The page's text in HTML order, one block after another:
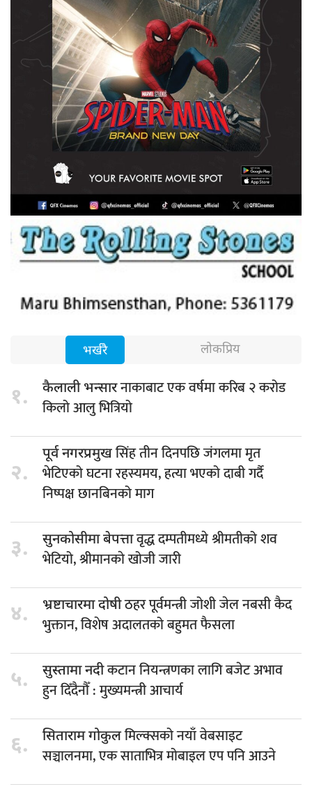
भर्खरै लोकप्रिय
१. कैलाली भन्सारनाकाबाट एक वर्षमा करिब २ करोड
किलो आलु भित्रियो
२.
पूर्व नगरप्रमुखसिंह तीन दिनपछि जंगलमा मृत
भेटिएको घटना रहस्यमय, हत्या भएको दाबी गर्दै
निष्पक्ष छानबिनको माग
३. सुनकोसीमा बेपत्तावृद्ध दम्पतीमध्ये श्रीमतीको शव
भेटियो, श्रीमानकाे खोजी जारी
४. भ्रष्टाचारमा दोषीठहर पूर्वमन्त्री जोशी जेल नबसी कैद
भुक्तान, विशेष अदालतको बहुमत फैसला
५. सुस्तामा नदीकटान नियन्त्रणका लागि बजेट अभाव
हुन दिँदैनौँ : मुख्यमन्त्री आचार्य
६. सिताराम गोकुलमिल्क्सको नयाँ वेबसाइट
सञ्चालनमा, एक साताभित्र मोबाइल एप पनि आउने